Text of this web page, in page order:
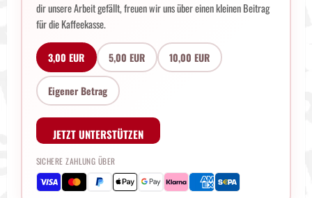
dir unsere Arbeit gefällt, freuen wir uns über einen kleinen Beitrag
für die Kaffeekasse.
3,00 EUR 5,00 EUR 10,00 EUR
Eigener Betrag
JETZT UNTERSTÜTZEN
SICHERE ZAHLUNG ÜBER